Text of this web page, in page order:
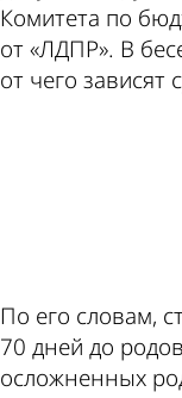
Комитета по
от «ЛДПР». В
от чего зависят
По его словам,
70 дней до
осложненных